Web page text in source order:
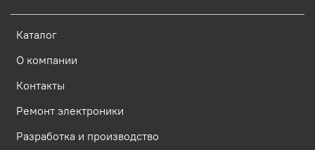
Каталог
О компании
Контакты
Ремонт электроники
Разработка и производство